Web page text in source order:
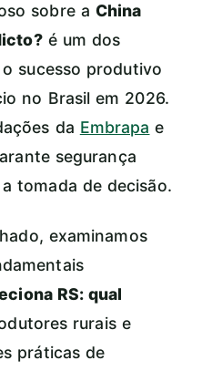
sobre a China
é um dos
sucesso produtivo
no Brasil em 2026.
da Embrapa e
segurança
tomada de decisão.
examinamos
RS: qual
rurais e
práticas de